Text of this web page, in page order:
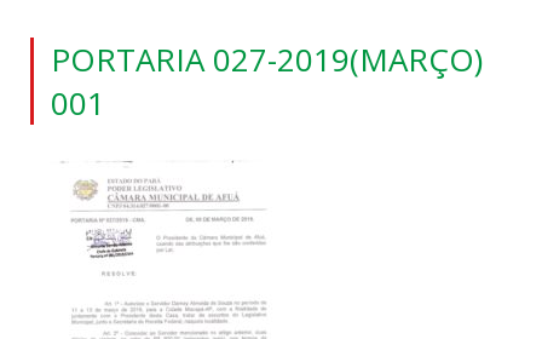
PORTARIA 027-2019(MARÇO)
001